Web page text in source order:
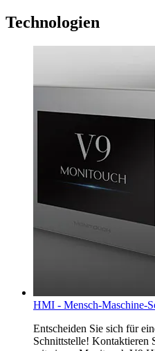
Technologien
HMI - Mensch-Maschine-
Entscheiden Sie sich für
Schnittstelle! Kontaktieren